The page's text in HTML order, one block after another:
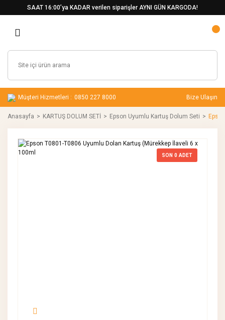
SAAT 16:00’ya KADAR verilen siparişler AYNI GÜN KARGODA!
Müşteri Hizmetleri : 0850 227 8000 Bize Ulaşın
Anasayfa KARTUŞ DOLUM SETİ Epson Uyumlu Kartuş Dolum Seti
SON 0 ADET